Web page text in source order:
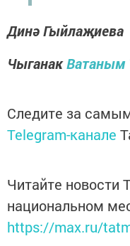
Динә Гыйлаҗиева
ЧыганакВатаным
Следите за
Telegram-канале
Читайте новости
национальном
https://max.ru/